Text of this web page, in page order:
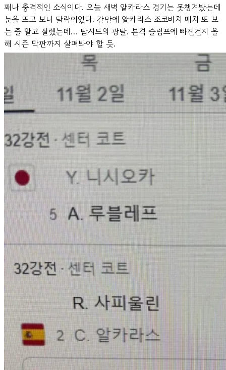
꽤나 충격적인 소식이다. 오늘 새벽 알카라스 경기는 못챙겨봤는데
눈을 뜨고 보니 탈락이었다. 간만에 알카라스 조코비치 매치 또 보
는 줄 알고 설렜는데… 탑시드의 광탈. 본격 슬럼프에 빠진건지 올
해 시즌 막판까지 살펴봐야 할 듯.